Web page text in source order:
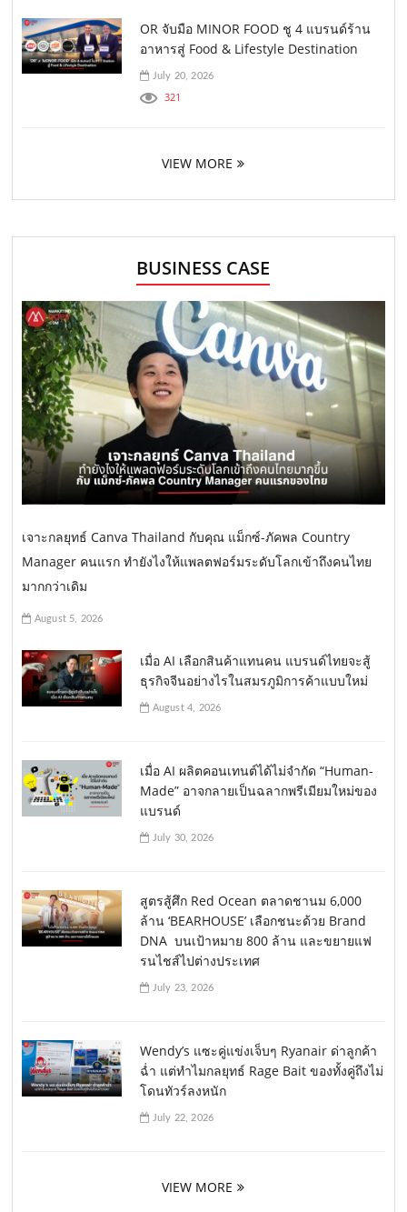
OR จับมือ MINOR FOOD ชู 4 แบรนด์ร้าน
อาหารสู่ Food & Lifestyle Destination
July 20, 2026
321
VIEW MORE
BUSINESS CASE
เจาะกลยุทธ์ Canva Thailand กับคุณ แม็กซ์-ภัคพล Country
Manager คนแรก ทำยังไงให้แพลตฟอร์มระดับโลกเข้าถึงคนไทย
มากกว่าเดิม
August 5, 2026
เมื่อ AI เลือกสินค้าแทนคน แบรนด์ไทยจะสู้
ธุรกิจจีนอย่างไรในสมรภูมิการค้าแบบใหม่
August 4, 2026
เมื่อ AI ผลิตคอนเทนต์ได้ไม่จำกัด “Human-
Made” อาจกลายเป็นฉลากพรีเมียมใหม่ของ
แบรนด์
July 30, 2026
สูตรสู้ศึก Red Ocean ตลาดชานม 6,000
ล้าน ‘BEARHOUSE’ เลือกชนะด้วย Brand
DNA บนเป้าหมาย 800 ล้าน และขยายแฟ
รนไชส์ไปต่างประเทศ
July 23, 2026
Wendy’s แซะคู่แข่งเจ็บๆ Ryanair ด่าลูกค้า
ฉ่ำ แต่ทำไมกลยุทธ์ Rage Bait ของทั้งคู่ถึงไม่
โดนทัวร์ลงหนัก
July 22, 2026
VIEW MORE